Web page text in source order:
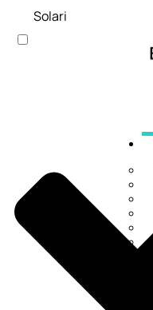
Solari